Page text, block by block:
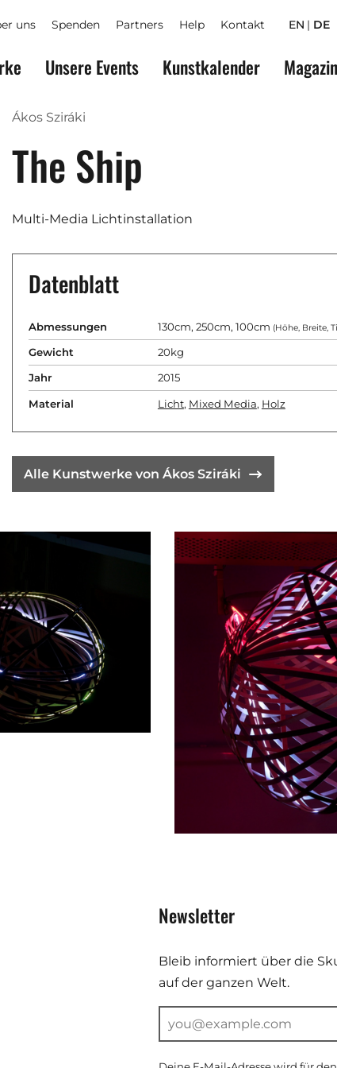
uns Spenden Partners Help Kontakt EN DE
Unsere Events Kunstkalender Magazin
Ákos Sziráki
The Ship
Multi-Media Lichtinstallation
Datenblatt
Abmessungen 130cm, 250cm, 100cm (Höhe, Breite,
Gewicht 20kg
Jahr 2015
Material Licht, Mixed Media, Holz
Alle Kunstwerke von Ákos Sziráki
Newsletter
Bleib informiert über die
auf der ganzen Welt.